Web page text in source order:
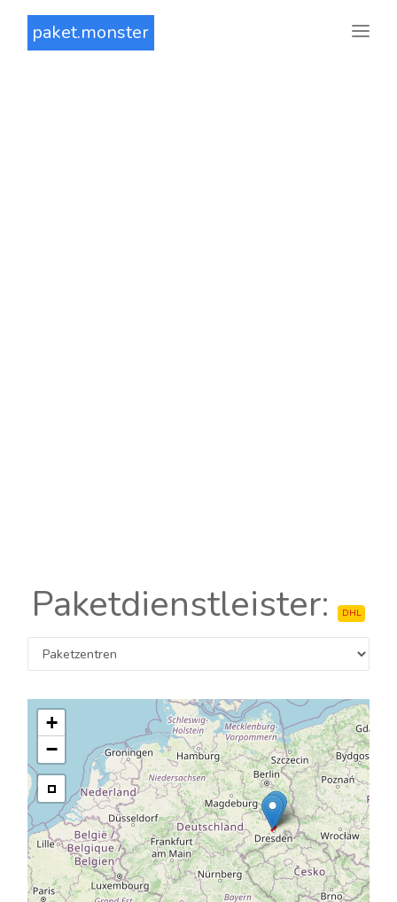
paket.monster
Paketdienstleister: DHL
+
−